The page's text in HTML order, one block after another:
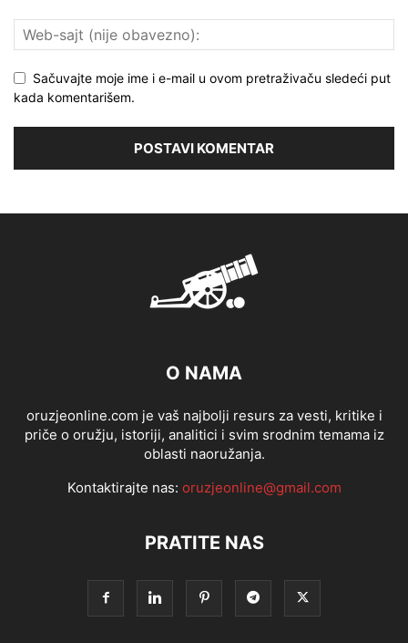
Sačuvajte moje ime i e-mail u ovom pretraživaču sledeći put
kada komentarišem.
O NAMA
oruzjeonline.com je vaš najbolji resurs za vesti, kritike i
priče o oružju, istoriji, analitici i svim srodnim temama iz
oblasti naoružanja.
Kontaktirajte nas: oruzjeonline@gmail.com
PRATITE NAS